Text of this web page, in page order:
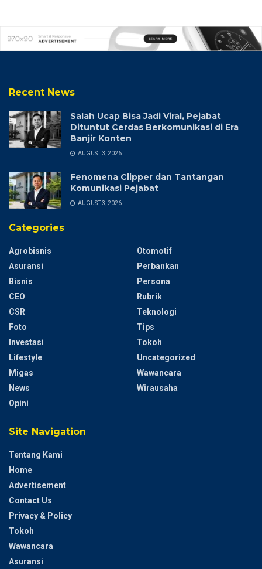
Recent News
Salah Ucap Bisa Jadi Viral, Pejabat
Dituntut Cerdas Berkomunikasi di Era
Banjir Konten
AUGUST 3, 2026
Fenomena Clipper dan Tantangan
Komunikasi Pejabat
AUGUST 3, 2026
Categories
Agrobisnis
Asuransi
Bisnis
CEO
CSR
Foto
Investasi
Lifestyle
Migas
News
Opini
Otomotif
Perbankan
Persona
Rubrik
Teknologi
Tips
Tokoh
Uncategorized
Wawancara
Wirausaha
Site Navigation
Tentang Kami
Home
Advertisement
Contact Us
Privacy & Policy
Tokoh
Wawancara
Asuransi